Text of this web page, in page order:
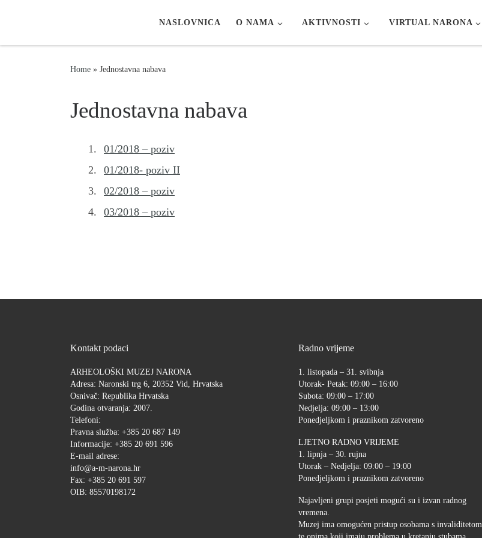
NASLOVNICA O NAMA AKTIVNOSTI VIRTUAL NARONA
Home » Jednostavna nabava
Jednostavna nabava
01/2018 – poziv
01/2018- poziv II
02/2018 – poziv
03/2018 – poziv
Kontakt podaci
ARHEOLOŠKI MUZEJ NARONA
Adresa: Naronski trg 6, 20352 Vid, Hrvatska
Osnivač: Republika Hrvatska
Godina otvaranja: 2007.
Telefoni:
Pravna služba: +385 20 687 149
Informacije: +385 20 691 596
E-mail adrese:
info@a-m-narona.hr
Fax: +385 20 691 597
OIB: 85570198172
Radno vrijeme
1. listopada – 31. svibnja
Utorak- Petak: 09:00 – 16:00
Subota: 09:00 – 17:00
Nedjelja: 09:00 – 13:00
Ponedjeljkom i praznikom zatvoreno
LJETNO RADNO VRIJEME
1. lipnja – 30. rujna
Utorak – Nedjelja: 09:00 – 19:00
Ponedjeljkom i praznikom zatvoreno
Najavljeni grupi posjeti mogući su i izvan radnog
vremena.
Muzej ima omogućen pristup osobama s invaliditetom